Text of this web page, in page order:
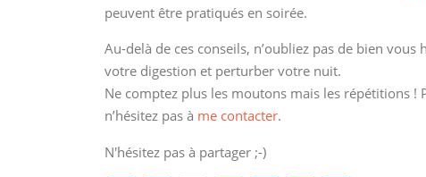
peuvent être pratiqués en soirée.
Au-delà de ces conseils, n’oubliez pas de bien
votre digestion et perturber votre nuit.
Ne comptez plus les moutons mais les répétitions
n’hésitez pas à me contacter.
N'hésitez pas à partager ;-)